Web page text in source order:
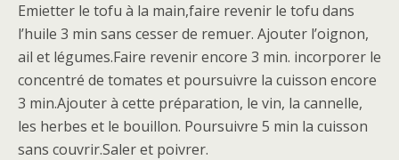
Emietter le tofu à la main,faire revenir le tofu dans
l’huile 3 min sans cesser de remuer. Ajouter l’oignon,
ail et légumes.Faire revenir encore 3 min. incorporer le
concentré de tomates et poursuivre la cuisson encore
3 min.Ajouter à cette préparation, le vin, la cannelle,
les herbes et le bouillon. Poursuivre 5 min la cuisson
sans couvrir.Saler et poivrer.